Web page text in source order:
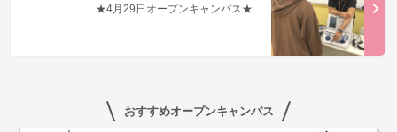
★4月29日オープンキャンパス★
おすすめオープンキャンパス